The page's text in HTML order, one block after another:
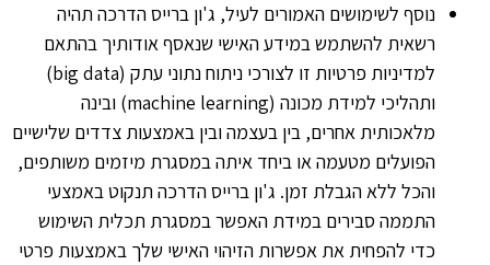
נוסף לשימושים האמורים לעיל, ג'ון ברייס הדרכה תהיה
רשאית להשתמש במידע האישי שנאסף אודותיך בהתאם
למדיניות פרטיות זו לצורכי ניתוח נתוני עתק (big data)
ותהליכי למידת מכונה (machine learning) ובינה
מלאכותית אחרים, בין בעצמה ובין באמצעות צדדים שלישיים
הפועלים מטעמה או ביחד איתה במסגרת מיזמים משותפים,
והכל ללא הגבלת זמן. ג'ון ברייס הדרכה תנקוט באמצעי
התממה סבירים במידת האפשר במסגרת תכלית השימוש
כדי להפחית את אפשרות הזיהוי האישי שלך באמצעות פרטי